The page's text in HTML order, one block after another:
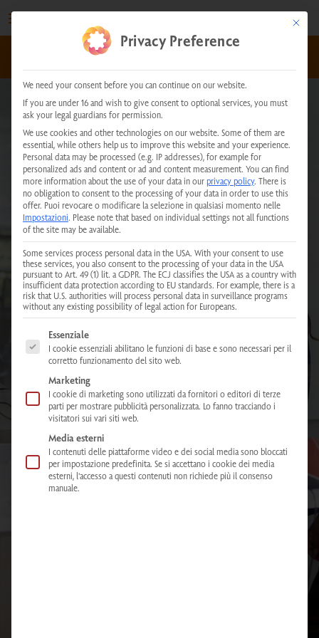
contenuto
kundenservice@physiotherm.com
This
Privacy Preference
We need your consent before you can continue on our website.
If you are under 16 and wish to give consent to optional services, you must
ask your legal guardians for permission.
We use cookies and other technologies on our website. Some of them are
essential, while others help us to improve this website and your experience.
Personal data may be processed (e.g. IP addresses), for example for
personalized ads and content or ad and content measurement. You can find
more information about the use of your data in ourprivacy policy. There is
no obligation to consent to the processing of your data in order to use this
offer. Puoi revocare o modificare la selezione in qualsiasi momento nelle
Impostazioni. Please note that based on individual settings not all functions
of the site may be available.
Some services process personal data in the USA. With your consent to use
these services, you also consent to the processing of your data in the USA
pursuant to Art. 49 (1) lit. a GDPR. The ECJ classifies the USA as a country with
insufficient data protection according to EU standards. For example, there is a
risk that U.S. authorities will process personal data in surveillance programs
without any existing possibility of legal action for Europeans.
The following is a list of service groups for which consent can be given.
Essenziale
I cookie essenziali abilitano le funzioni di base e sono necessari per il
corretto funzionamento del sito web.
Marketing
I cookie di marketing sono utilizzati da fornitori o editori di terze
parti per mostrare pubblicità personalizzata. Lo fanno tracciando i
visitatori sui vari siti web.
Media esterni
I contenuti delle piattaforme video e dei social media sono bloccati
per impostazione predefinita. Se si accettano i cookie dei media
esterni, l'accesso a questi contenuti non richiede più il consenso
manuale.